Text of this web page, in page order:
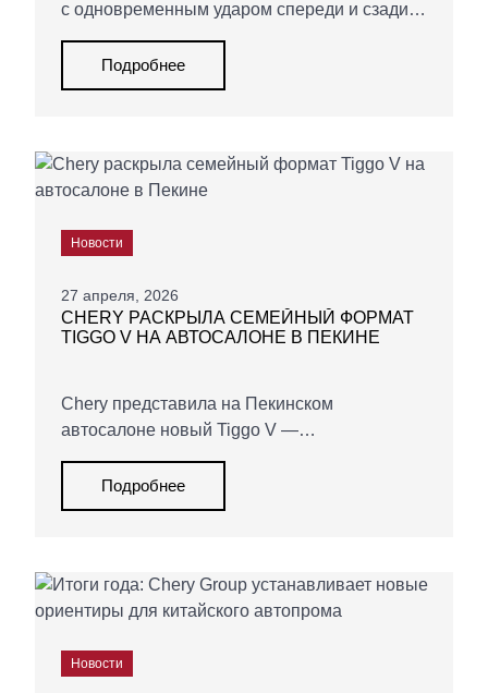
с одновременным ударом спереди и сзади.
пассажирской зоны, а системы
безопасности отработали штатно.
Подробнее
Новости
27 апреля, 2026
CHERY РАСКРЫЛА СЕМЕЙНЫЙ ФОРМАТ
TIGGO V НА АВТОСАЛОНЕ В ПЕКИНЕ
Chery представила на Пекинском
автосалоне новый Tiggo V —
режимами SUV, MPV и PUP. Одновременно
бренд объявил стратегию «For Family»,
Подробнее
Новости